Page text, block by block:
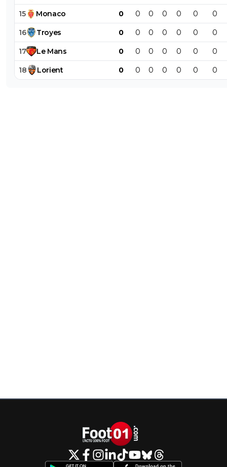
15 Monaco 0 0 0 0 0 0 0
16 Troyes 0 0 0 0 0 0 0
17 Le Mans 0 0 0 0 0 0 0
18 Lorient 0 0 0 0 0 0 0